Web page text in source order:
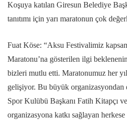
Koşuya katılan Giresun Belediye
tanıtımı için yarı maratonun çok
Fuat Köse: “Aksu Festivalimiz
Maratonu’na gösterilen ilgi
bizleri mutlu etti. Maratonumuz her
gelişiyor. Bu büyük organizasyondan
Spor Kulübü Başkanı Fatih Kitapçı
organizasyona katkı sağlayan herkese